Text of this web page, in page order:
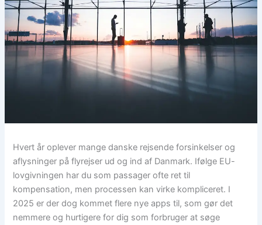
Hvert år oplever mange danske rejsende forsinkelser og
aflysninger på flyrejser ud og ind af Danmark. Ifølge EU-
lovgivningen har du som passager ofte ret til
kompensation, men processen kan virke kompliceret. I
2025 er der dog kommet flere nye apps til, som gør det
nemmere og hurtigere for dig som forbruger at søge